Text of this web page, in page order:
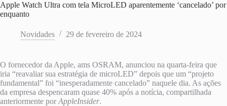
Apple Watch Ultra com tela MicroLED aparentemente ‘cancelado’ por
enquanto
Novidades 29 de fevereiro de 2024
O fornecedor da Apple, ams OSRAM, anunciou na quarta-feira que
iria “reavaliar sua estratégia de microLED” depois que um “projeto
fundamental” foi “inesperadamente cancelado” naquele dia. As ações
da empresa despencaram quase 40% após a notícia, compartilhada
anteriormente por AppleInsider.